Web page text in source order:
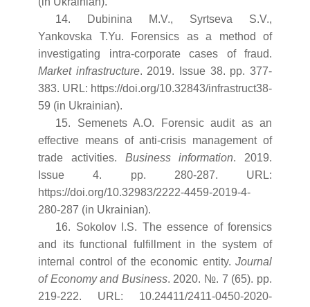
14. Dubinina M.V., Syrtseva S.V.,
Yankovska T.Yu. Forensics as a method of
investigating intra-corporate cases of fraud.
Market infrastructure. 2019. Issue 38. pp. 377-
383. URL: https://doi.org/10.32843/infrastruct38-
59 (in Ukrainian).
15. Semenets A.O. Forensic audit as an
effective means of anti-crisis management of
trade activities. Business information. 2019.
Issue 4. pp. 280-287. URL:
https://doi.org/10.32983/2222-4459-2019-4-
280-287 (in Ukrainian).
16. Sokolov I.S. The essence of forensics
and its functional fulfillment in the system of
internal control of the economic entity. Journal
of Economy and Business. 2020. №. 7 (65). pp.
219-222. URL: 10.24411/2411-0450-2020-